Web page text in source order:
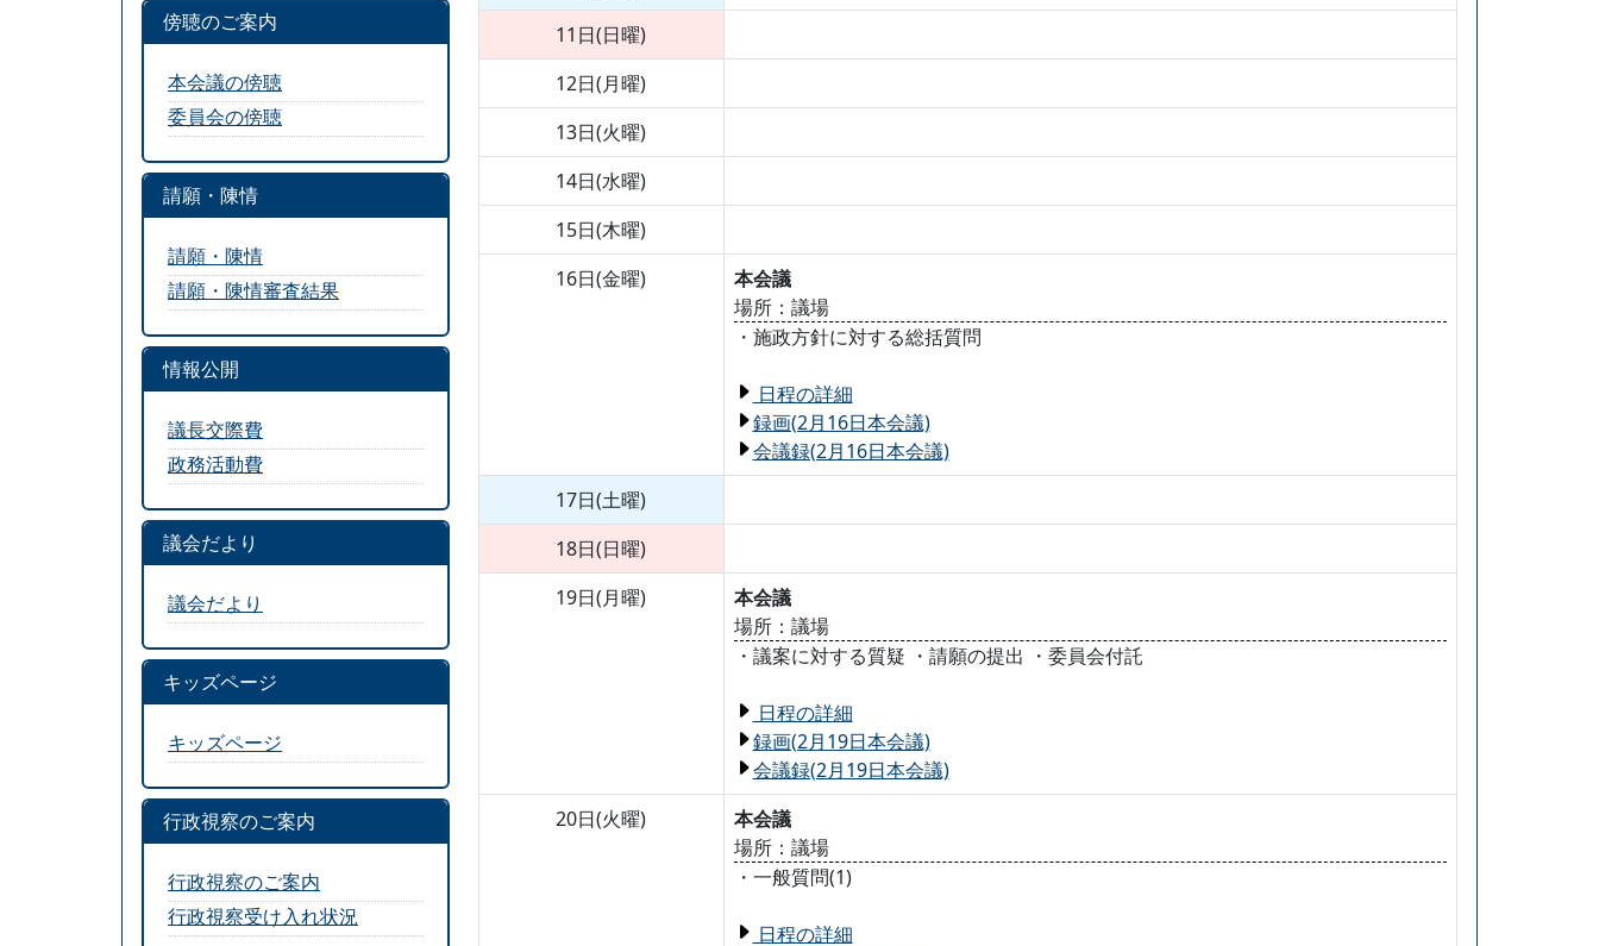
11日(日曜)
12日(月曜)
13日(火曜)
14日(水曜)
15日(木曜)
16日(金曜)
本会議
場所：議場
・施政方針に対する総括質問
日程の詳細
録画(2月16日本会議)
会議録(2月16日本会議)
17日(土曜)
18日(日曜)
19日(月曜)
本会議
場所：議場
・議案に対する質疑 ・請願の提出 ・委員会付託
日程の詳細
録画(2月19日本会議)
会議録(2月19日本会議)
20日(火曜)
本会議
場所：議場
・一般質問(1)
日程の詳細
傍聴のご案内
本会議の傍聴
委員会の傍聴
請願・陳情
請願・陳情
請願・陳情審査結果
情報公開
議長交際費
政務活動費
議会だより
議会だより
キッズページ
キッズページ
行政視察のご案内
行政視察のご案内
行政視察受け入れ状況